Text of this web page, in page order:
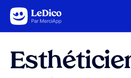
Aller au contenu